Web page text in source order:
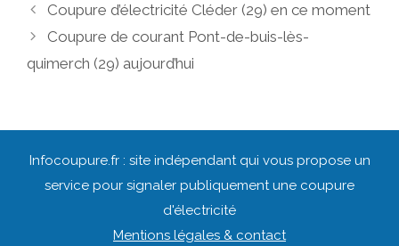
Navigation
des
Coupure d’électricité Cléder (29) en ce moment
Coupure de courant Pont-de-buis-lès-
quimerch (29) aujourd’hui
Infocoupure.fr : site indépendant qui vous propose un
service pour signaler publiquement une coupure
d'électricité
Mentions légales & contact